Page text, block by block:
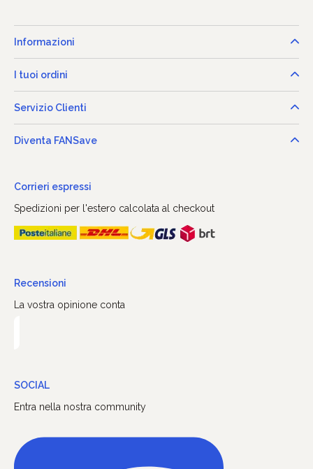
Informazioni
I tuoi ordini
Servizio Clienti
Diventa FANSave
Corrieri espressi
Spedizioni per l'estero calcolata al checkout
Recensioni
La vostra opinione conta
SOCIAL
Entra nella nostra community